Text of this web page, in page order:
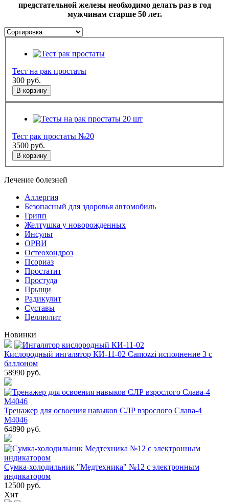
предстательной железы необходимо делать раз в год
мужчинам старше 50 лет.
Тест на рак простаты
300 руб.
В корзину
Тест рак простаты №20
3500 руб.
В корзину
Лечение болезней
Аллергия
Безопасный для здоровья автомобиль
Грипп
Желтушка у новорожденных
Инсульт
ОРВИ
Остеохондроз
Пcориаз
Простатит
Простуда
Прыщи
Радикулит
Суставы
Целлюлит
Новинки
Кислородный ингалятор КИ-11-02 Camozzi исполнение 3 с
баллоном
58990 руб.
Тренажер для освоения навыков СЛР взрослого Слава-4
М4046
64890 руб.
Сумка-холодильник "Медтехника" №12 с электронным
индикатором
12500 руб.
Хит